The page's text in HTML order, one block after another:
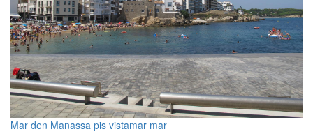
Mar den Manassa pis vistamar mar